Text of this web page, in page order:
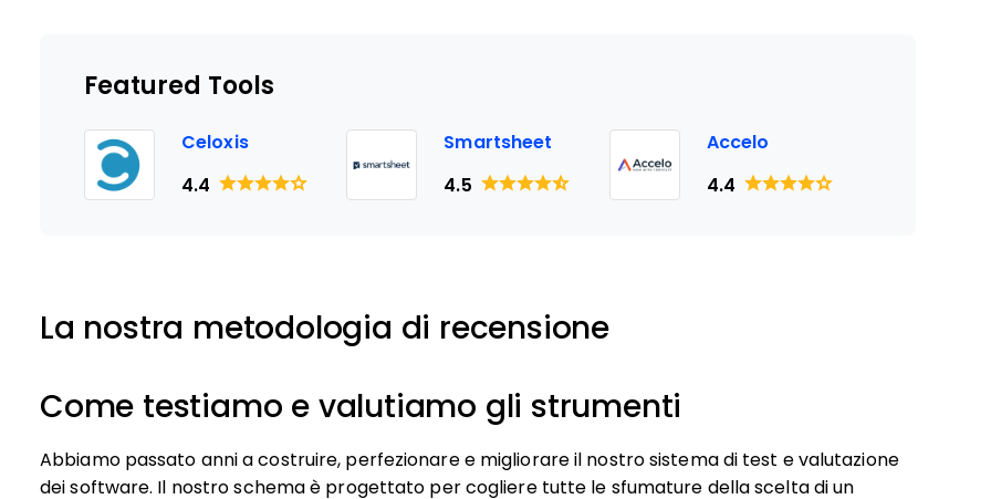
Featured Tools
Celoxis
4.4
Smartsheet
4.5
Accelo
4.4
La nostra metodologia di recensione
Come testiamo e valutiamo gli strumenti
Abbiamo passato anni a costruire, perfezionare e migliorare il nostro sistema di test e valutazione
dei software. Il nostro schema è progettato per cogliere tutte le sfumature della scelta di un